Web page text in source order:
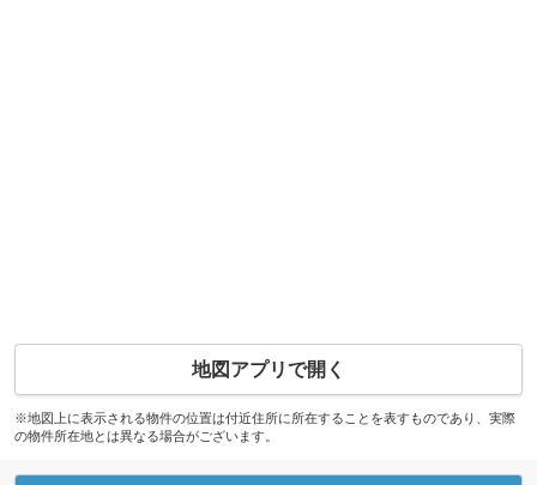
地図アプリで開く
※地図上に表示される物件の位置は付近住所に所在することを表すものであり、実際
の物件所在地とは異なる場合がございます。